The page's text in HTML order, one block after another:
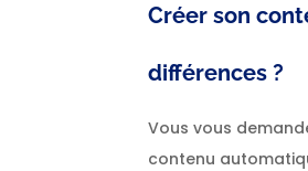
Créer son
différences ?
Vous vous
contenu